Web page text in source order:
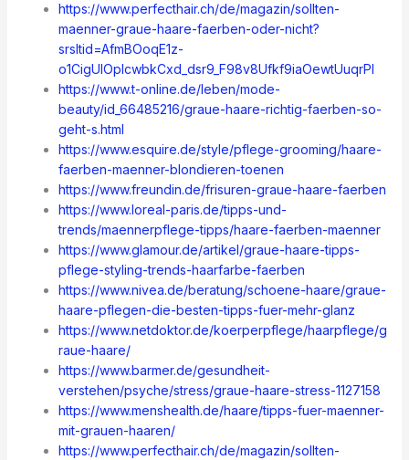
https://www.perfecthair.ch/de/magazin/sollten-
maenner-graue-haare-faerben-oder-nicht?
srsltid=AfmBOoqE1z-
o1CigUIOpIcwbkCxd_dsr9_F98v8Ufkf9iaOewtUuqrPI
https://www.t-online.de/leben/mode-
beauty/id_66485216/graue-haare-richtig-faerben-so-
geht-s.html
https://www.esquire.de/style/pflege-grooming/haare-
faerben-maenner-blondieren-toenen
https://www.freundin.de/frisuren-graue-haare-faerben
https://www.loreal-paris.de/tipps-und-
trends/maennerpflege-tipps/haare-faerben-maenner
https://www.glamour.de/artikel/graue-haare-tipps-
pflege-styling-trends-haarfarbe-faerben
https://www.nivea.de/beratung/schoene-haare/graue-
haare-pflegen-die-besten-tipps-fuer-mehr-glanz
https://www.netdoktor.de/koerperpflege/haarpflege/g
raue-haare/
https://www.barmer.de/gesundheit-
verstehen/psyche/stress/graue-haare-stress-1127158
https://www.menshealth.de/haare/tipps-fuer-maenner-
mit-grauen-haaren/
https://www.perfecthair.ch/de/magazin/sollten-